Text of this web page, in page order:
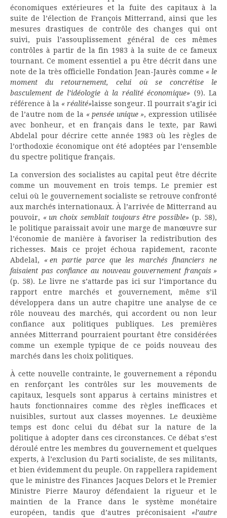
économiques extérieures et la fuite des capitaux à la
suite de l’élection de François Mitterrand, ainsi que les
mesures drastiques de contrôle des changes qui ont
suivi, puis l’assouplissement général de ces mêmes
contrôles à partir de la fin 1983 à la suite de ce fameux
tournant. Ce moment essentiel a pu être décrit dans une
note de la très officielle Fondation Jean-Jaurès comme « le
moment du retournement, celui où se concrétise le
basculement de l’idéologie à la réalité économique» (9). La
référence à la « réalité»laisse songeur. Il pourrait s’agir ici
de l’autre nom de la « pensée unique », expression utilisée
avec bonheur, et en français dans le texte, par Rawi
Abdelal pour décrire cette année 1983 où les règles de
l’orthodoxie économique ont été adoptées par l’ensemble
du spectre politique français.
La conversion des socialistes au capital peut être décrite
comme un mouvement en trois temps. Le premier est
celui où le gouvernement socialiste se retrouve confronté
aux marchés internationaux. À l’arrivée de Mitterrand au
pouvoir, « un choix semblait toujours être possible» (p. 58),
le politique paraissait avoir une marge de manœuvre sur
l’économie de manière à favoriser la redistribution des
richesses. Mais ce projet échoua rapidement, raconte
Abdelal, « en partie parce que les marchés financiers ne
faisaient pas confiance au nouveau gouvernement français »
(p. 58). Le livre ne s’attarde pas ici sur l’importance du
rapport entre marchés et gouvernement, même s’il
développera dans un autre chapitre une analyse de ce
rôle nouveau des marchés, qui accordent ou non leur
confiance aux politiques publiques. Les premières
années Mitterrand pourraient pourtant être considérées
comme un exemple typique de ce poids nouveau des
marchés dans les choix politiques.
À cette nouvelle contrainte, le gouvernement a répondu
en renforçant les contrôles sur les mouvements de
capitaux, lesquels sont apparus à certains ministres et
hauts fonctionnaires comme des règles inefficaces et
nuisibles, surtout aux classes moyennes. Le deuxième
temps est donc celui du débat sur la nature de la
politique à adopter dans ces circonstances. Ce débat s’est
déroulé entre les membres du gouvernement et quelques
experts, à l’exclusion du Parti socialiste, de ses militants,
et bien évidemment du peuple. On rappellera rapidement
que le ministre des Finances Jacques Delors et le Premier
Ministre Pierre Mauroy défendaient la rigueur et le
maintien de la France dans le système monétaire
européen, tandis que d’autres préconisaient «l’autre